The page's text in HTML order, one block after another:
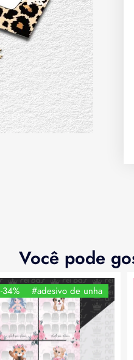
Você pode
-34% #adesivo de unha